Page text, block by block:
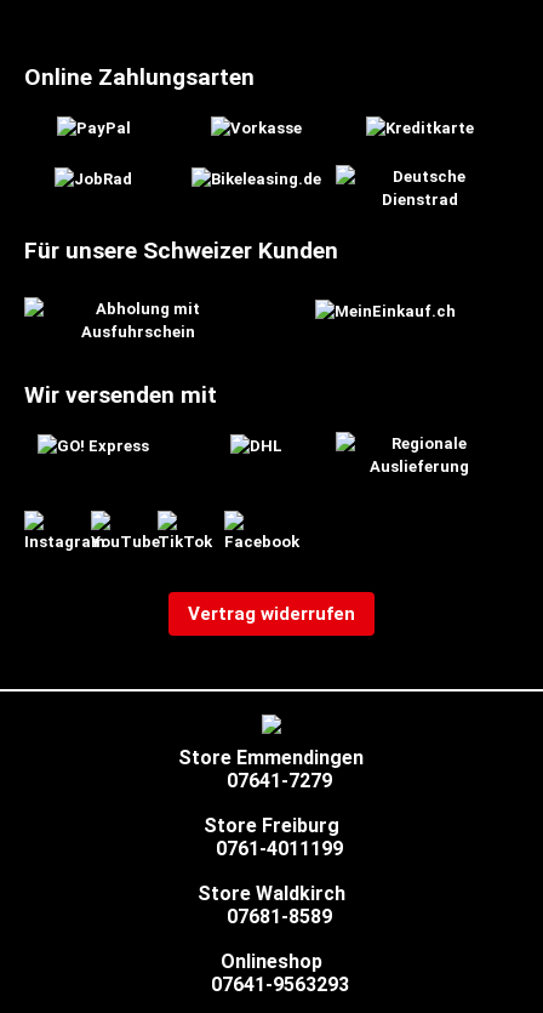
Online Zahlungsarten
Für unsere Schweizer Kunden
Wir versenden mit
Vertrag widerrufen
Store Emmendingen
07641-7279
Store Freiburg
0761-4011199
Store Waldkirch
07681-8589
Onlineshop
07641-9563293